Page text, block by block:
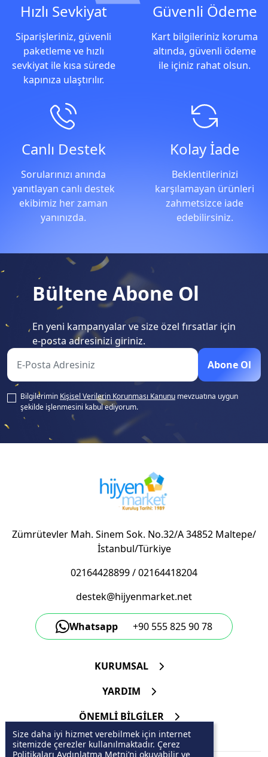
Hızlı Sevkiyat
Siparişleriniz, güvenli
paketleme ve hızlı
sevkiyat ile kısa sürede
kapınıza ulaştırılır.
Güvenli Ödeme
Kart bilgileriniz koruma
altında, güvenli ödeme
ile içiniz rahat olsun.
Canlı Destek
Sorularınızı anında
yanıtlayan canlı destek
ekibimiz her zaman
yanınızda.
Kolay İade
Beklentilerinizi
karşılamayan ürünleri
zahmetsizce iade
edebilirsiniz.
Bültene Abone Ol
En yeni kampanyalar ve size özel fırsatlar için
e-posta adresinizi giriniz.
Abone Ol
Bilgilerimin Kişisel Verilerin Korunması Kanunu mevzuatına uygun
şekilde işlenmesini kabul ediyorum.
Zümrütevler Mah. Sinem Sok. No.32/A 34852 Maltepe/
İstanbul/Türkiye
02164428899/02164418204
destek@hijyenmarket.net
Whatsapp +90 555 825 90 78
KURUMSAL
YARDIM
ÖNEMLİ BİLGİLER
Size daha iyi hizmet verebilmek için internet
sitemizde çerezler kullanılmaktadır. Çerez
Politikaları Aydınlatma Metni’ni okuyabilir ve